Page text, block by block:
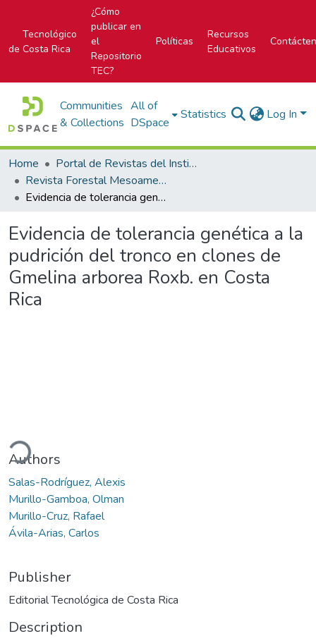
Tecnológico
de Costa Rica
¿Cómo
publicar en
el
Repositorio
TEC?
Políticas
Recursos
Educativos
Communities
& Collections
All of
DSpace
Statistics Log In
Home
Portal de Revistas del Instituto Tecnológico de Costa Rica
Revista Forestal Mesoamericana Kurú
Evidencia de tolerancia genética a la pudrición del tronco en clones de Gmelina arborea Roxb. en Costa Rica
Evidencia de tolerancia genética a la
pudrición del tronco en clones de
Gmelina arborea Roxb. en Costa
Rica
Authors
Salas-Rodríguez, Alexis
Murillo-Gamboa, Olman
Murillo-Cruz, Rafael
Ávila-Arias, Carlos
Publisher
Editorial Tecnológica de Costa Rica
Description